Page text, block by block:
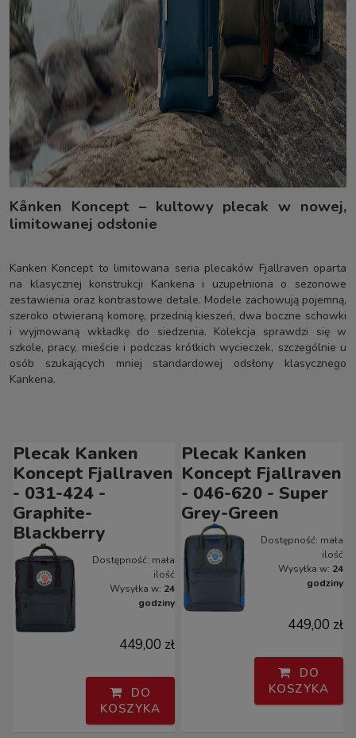
Kånken Koncept – kultowy plecak w nowej,
limitowanej odsłonie
Kanken Koncept to limitowana seria plecaków Fjallraven oparta
na klasycznej konstrukcji Kankena i uzupełniona o sezonowe
zestawienia oraz kontrastowe detale. Modele zachowują pojemną,
szeroko otwieraną komorę, przednią kieszeń, dwa boczne schowki
i wyjmowaną wkładkę do siedzenia. Kolekcja sprawdzi się w
szkole, pracy, mieście i podczas krótkich wycieczek, szczególnie u
osób szukających mniej standardowej odsłony klasycznego
Kankena.
Plecak Kanken
Koncept Fjallraven
- 031-424 -
Graphite-
Blackberry
Dostępność: mała
ilość
Wysyłka w: 24
godziny
449,00 zł
DO
KOSZYKA
Plecak Kanken
Koncept Fjallraven
- 046-620 - Super
Grey-Green
Dostępność: mała
ilość
Wysyłka w: 24
godziny
449,00 zł
DO
KOSZYKA